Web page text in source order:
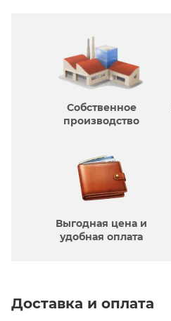
Собственное
производcтво
Выгодная цена и
удобная оплата
Доставка и оплата